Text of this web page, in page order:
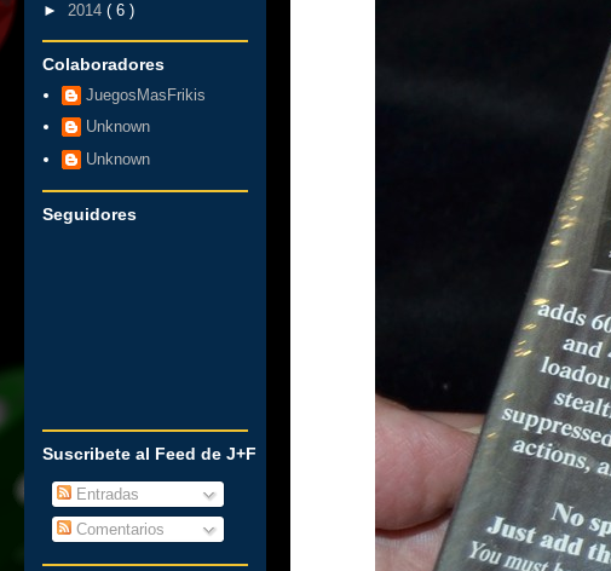
► 2014 ( 6 )
Colaboradores
JuegosMasFrikis
Unknown
Unknown
Seguidores
Suscribete al Feed de J+F
Entradas
Comentarios